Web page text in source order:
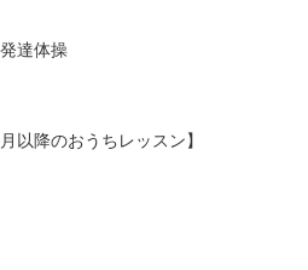
達体操
以降のおうちレッスン】